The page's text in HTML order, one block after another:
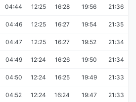
04:44 12:25 16:28 19:56 21:36
04:46 12:25 16:27 19:54 21:35
04:47 12:25 16:27 19:52 21:34
04:49 12:24 16:26 19:50 21:34
04:50 12:24 16:25 19:49 21:33
04:52 12:24 16:24 19:47 21:33